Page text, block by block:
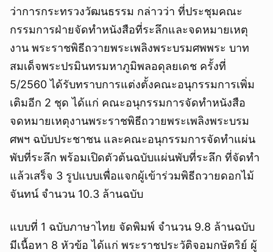
ว่าการกระทรวงวัฒนธรรม กล่าวว่า ที่ประชุมคณะ
กรรมการฝ่ายจัดทำหนังสือที่ระลึกและจดหมายเหตุ
งาน พระราชพิธีถวายพระเพลิงพระบรมศพพระ บาท
สมเด็จพระปรมินทรมหาภูมิพลอดุลยเดช ครั้งที่
5/2560 ได้รับทราบการแต่งตั้งคณะอนุกรรมการเพิ่ม
เติมอีก 2 ชุด ได้แก่ คณะอนุกรรมการจัดทำหนังสือ
จดหมายเหตุงานพระราชพิธีถวายพระเพลิงพระบรม
ศพฯ ฉบับประชาชน และคณะอนุกรรมการจัดทำแผ่น
พับที่ระลึก พร้อมเปิดตัวต้นฉบับแผ่นพับที่ระลึก ที่จัดทำ
แล้วเสร็จ 3 รูปแบบเพื่อแจกผู้เข้าร่วมพิธีถวายดอกไม้
จันทน์ จำนวน 10.3 ล้านฉบับ
แบบที่ 1 ฉบับภาษาไทย จัดพิมพ์ จำนวน 9.8 ล้านฉบับ
มีเนื้อหา 8 หัวข้อ ได้แก่ พระราชประวัติจอมกษัตริย์ ผู้